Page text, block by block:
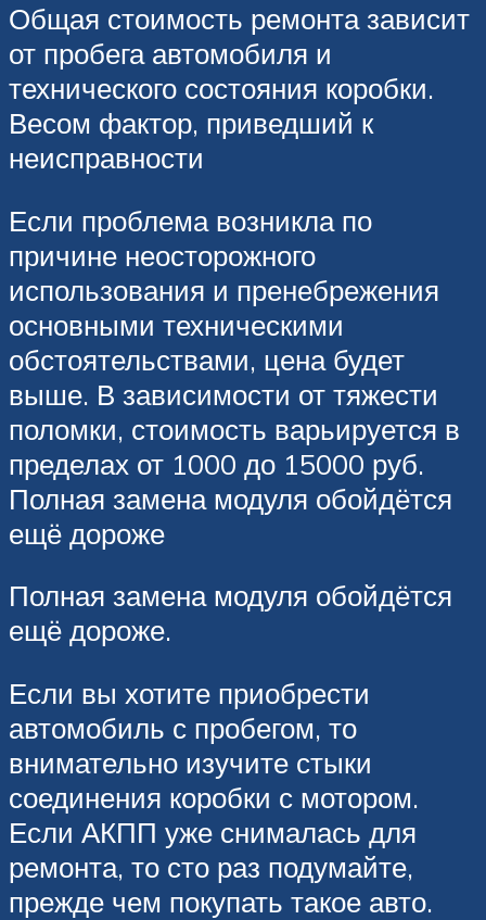
Общая стоимость ремонта зависит
от пробега автомобиля и
технического состояния коробки.
Весом фактор, приведший к
неисправности
Если проблема возникла по
причине неосторожного
использования и пренебрежения
основными техническими
обстоятельствами, цена будет
выше. В зависимости от тяжести
поломки, стоимость варьируется в
пределах от 1000 до 15000 руб.
Полная замена модуля обойдётся
ещё дороже
Полная замена модуля обойдётся
ещё дороже.
Если вы хотите приобрести
автомобиль с пробегом, то
внимательно изучите стыки
соединения коробки с мотором.
Если АКПП уже снималась для
ремонта, то сто раз подумайте,
прежде чем покупать такое авто.